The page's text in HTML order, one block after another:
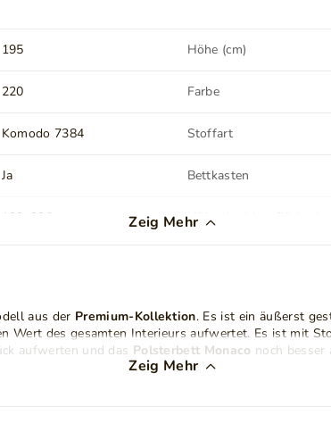
195 Höhe (cm)
220 Farbe
Komodo 7384 Stoffart
Ja Bettkasten
180x200 cm Höhe der Liegefläche (cm)
4 Gewicht
Zeig Mehr
aus der Premium-Kollektion. Es ist ein äußerst
Wert des gesamten Interieurs aufwertet. Es ist mit
aufwerten und das Polsterbett Monaco noch besser
denn es ist mit einem großen Bettkasten
Zeig Mehr